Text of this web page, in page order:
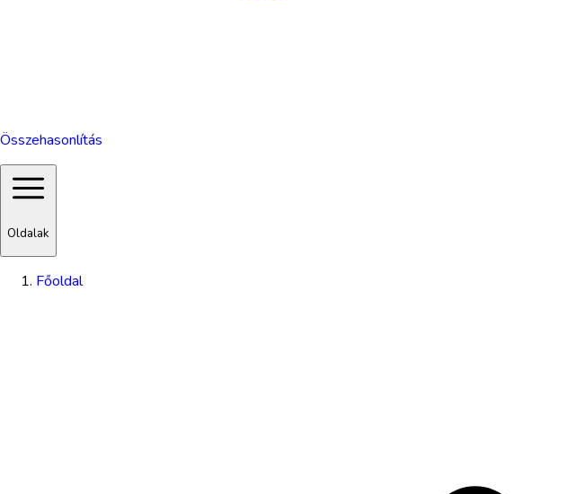
Összehasonlítás
Oldalak
Főoldal